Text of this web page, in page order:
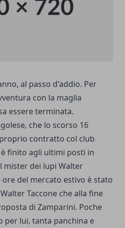
al passo d'addio. Per
con la maglia
essere terminata.
che lo scorso 16
contratto col club
finito agli ultimi posti in
mister dei lupi Walter
del mercato estivo è stato
Taccone che alla fine
di Zamparini. Poche
per lui, tanta panchina e